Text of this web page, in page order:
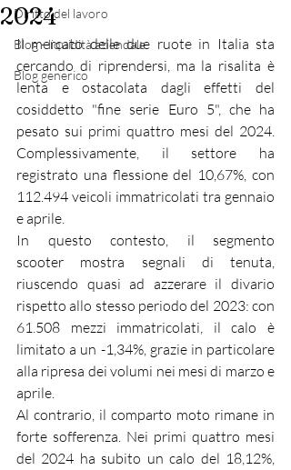
Diritto del lavoro
Blog - liquidità aziendale
Blog generico
2024
Il mercato delle due ruote in Italia sta
cercando di riprendersi, ma la risalita è
lenta e ostacolata dagli effetti del
cosiddetto "fine serie Euro 5", che ha
pesato sui primi quattro mesi del 2024.
Complessivamente, il settore ha
registrato una flessione del 10,67%, con
112.494 veicoli immatricolati tra gennaio
e aprile.
In questo contesto, il segmento
scooter mostra segnali di tenuta,
riuscendo quasi ad azzerare il divario
rispetto allo stesso periodo del 2023: con
61.508 mezzi immatricolati, il calo è
limitato a un -1,34%, grazie in particolare
alla ripresa dei volumi nei mesi di marzo e
aprile.
Al contrario, il comparto moto rimane in
forte sofferenza. Nei primi quattro mesi
del 2024 ha subito un calo del 18,12%,